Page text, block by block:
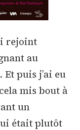
rejoint
au
puis j’ai eu
mis bout à
un
était plutôt